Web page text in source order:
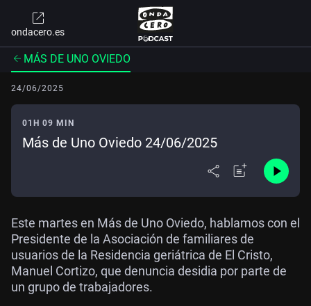
ondacero.es
MÁS DE UNO OVIEDO
24/06/2025
01H 09 MIN
Más de Uno Oviedo 24/06/2025
Este martes en Más de Uno Oviedo, hablamos con el
Presidente de la Asociación de familiares de
usuarios de la Residencia geriátrica de El Cristo,
Manuel Cortizo, que denuncia desidia por parte de
un grupo de trabajadores.